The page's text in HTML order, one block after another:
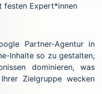
festen Expert*innen
Partner-Agentur in
Inhalte so zu gestalten,
dominieren, was
Zielgruppe wecken